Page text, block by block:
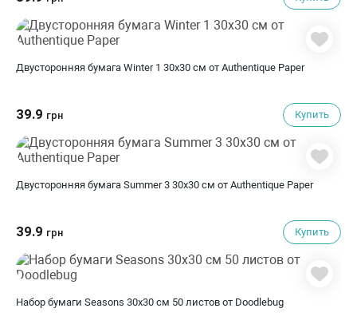
Двусторонняя бумага Winter 1 30х30 см от Authentique Paper
39.9 грн Купить
Двусторонняя бумага Summer 3 30х30 см от Authentique Paper
39.9 грн Купить
Набор бумаги Seasons 30х30 см 50 листов от Doodlebug